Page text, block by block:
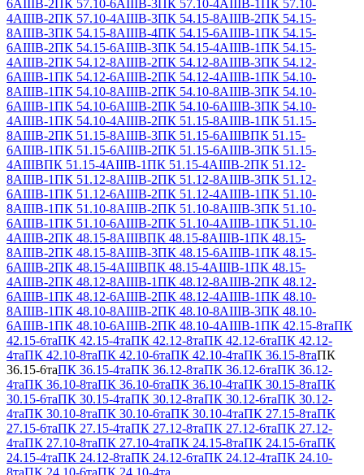
6АIIIВ-2 ПК 57.10-6АIIIВ-3 ПК 57.10-4АIIIВ-1
ПК 57.10-
4АIIIВ-2ПК 57.10-4АIIIВ-3ПК 54.15-8АIIIВ-2ПК 54.15-
8АIIIВ-3ПК 54.15-8АIIIВ-4ПК 54.15-6АIIIВ-1ПК 54.15-
6АIIIВ-2ПК 54.15-6АIIIВ-3ПК 54.15-4АIIIВ-1ПК 54.15-
4АIIIВ-2ПК 54.12-8АIIIВ-2ПК 54.12-8АIIIВ-3ПК 54.12-
6АIIIВ-1ПК 54.12-6АIIIВ-2ПК 54.12-4АIIIВ-1ПК 54.10-
8АIIIВ-1ПК 54.10-8АIIIВ-2ПК 54.10-8АIIIВ-3ПК 54.10-
6АIIIВ-1ПК 54.10-6АIIIВ-2ПК 54.10-6АIIIВ-3ПК 54.10-
4АIIIВ-1ПК 54.10-4АIIIВ-2ПК 51.15-8АIIIВ-1ПК 51.15-
8АIIIВ-2ПК 51.15-8АIIIВ-3ПК 51.15-6АIIIВПК 51.15-
6АIIIВ-1ПК 51.15-6АIIIВ-2ПК 51.15-6АIIIВ-3ПК 51.15-
4АIIIВПК 51.15-4АIIIВ-1ПК 51.15-4АIIIВ-2ПК 51.12-
8АIIIВ-1ПК 51.12-8АIIIВ-2ПК 51.12-8АIIIВ-3ПК 51.12-
6АIIIВ-1ПК 51.12-6АIIIВ-2ПК 51.12-4АIIIВ-1ПК 51.10-
8АIIIВ-1ПК 51.10-8АIIIВ-2ПК 51.10-8АIIIВ-3ПК 51.10-
6АIIIВ-1ПК 51.10-6АIIIВ-2ПК 51.10-4АIIIВ-1ПК 51.10-
4АIIIВ-2ПК 48.15-8АIIIВПК 48.15-8АIIIВ-1ПК 48.15-
8АIIIВ-2ПК 48.15-8АIIIВ-3ПК 48.15-6АIIIВ-1ПК 48.15-
6АIIIВ-2ПК 48.15-4АIIIВПК 48.15-4АIIIВ-1ПК 48.15-
4АIIIВ-2ПК 48.12-8АIIIВ-1ПК 48.12-8АIIIВ-2ПК 48.12-
6АIIIВ-1ПК 48.12-6АIIIВ-2ПК 48.12-4АIIIВ-1ПК 48.10-
8АIIIВ-1ПК 48.10-8АIIIВ-2ПК 48.10-8АIIIВ-3ПК 48.10-
6АIIIВ-1ПК 48.10-6АIIIВ-2ПК 48.10-4АIIIВ-1ПК 42.15-8таПК
42.15-6таПК 42.15-4таПК 42.12-8таПК 42.12-6таПК 42.12-
4таПК 42.10-8таПК 42.10-6таПК 42.10-4таПК 36.15-8таПК
36.15-6таПК 36.15-4таПК 36.12-8таПК 36.12-6таПК 36.12-
4таПК 36.10-8таПК 36.10-6таПК 36.10-4таПК 30.15-8таПК
30.15-6таПК 30.15-4таПК 30.12-8таПК 30.12-6таПК 30.12-
4таПК 30.10-8таПК 30.10-6таПК 30.10-4таПК 27.15-8таПК
27.15-6таПК 27.15-4таПК 27.12-8таПК 27.12-6таПК 27.12-
4таПК 27.10-8таПК 27.10-4таПК 24.15-8таПК 24.15-6таПК
24.15-4таПК 24.12-8таПК 24.12-6таПК 24.12-4таПК 24.10-